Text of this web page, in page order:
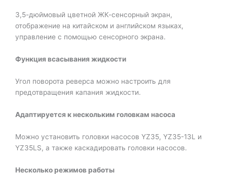
3,5-дюймовый цветной ЖК-сенсорный экран,
отображение на китайском и английском языках,
управление с помощью сенсорного экрана.
Функция всасывания жидкости
Угол поворота реверса можно настроить для
предотвращения капания жидкости.
Адаптируется к нескольким головкам насоса
Можно установить головки насосов YZ35, YZ35-13L и
YZ35LS, а также каскадировать головки насосов.
Несколько режимов работы